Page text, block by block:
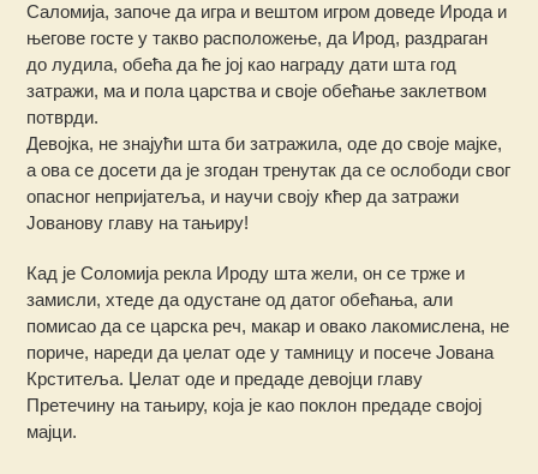
Саломија, започе да игра и вештом игром доведе Ирода и
његове госте у такво расположење, да Ирод, раздраган
до лудила, обећа да ће јој као награду дати шта год
затражи, ма и пола царства и своје обећање заклетвом
потврди.
Девојка, не знајући шта би затражила, оде до своје мајке,
а ова се досети да је згодан тренутак да се ослободи свог
опасног непријатеља, и научи своју кћер да затражи
Јованову главу на тањиру!
Кад је Соломија рекла Ироду шта жели, он се трже и
замисли, хтеде да одустане од датог обећања, али
помисао да се царска реч, макар и овако лакомислена, не
пориче, нареди да џелат оде у тамницу и посече Јована
Крститеља. Џелат оде и предаде девојци главу
Претечину на тањиру, која је као поклон предаде својој
мајци.